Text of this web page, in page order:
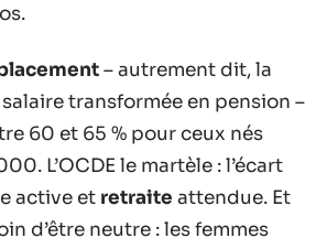
– autrement dit, la
transformée en pension –
60 et 65 % pour ceux nés
L’OCDE le martèle : l’écart
active et retraite attendue. Et
d’être neutre : les femmes